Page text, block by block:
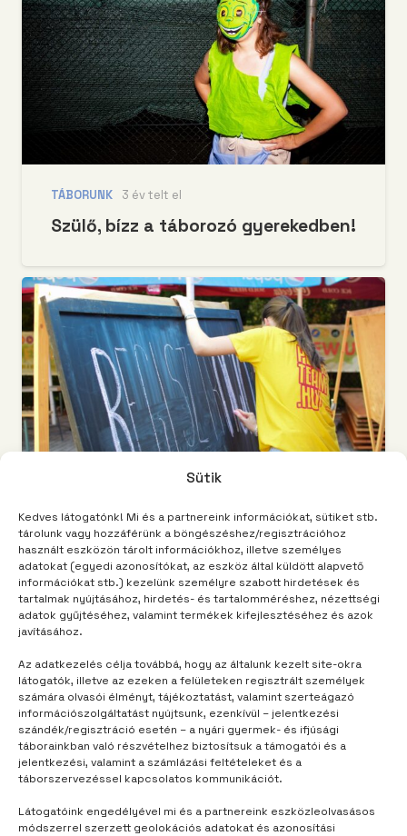
Sütik
Kedves látogatónk! Mi és a partnereink információkat, sütiket stb.
tárolunk vagy hozzáférünk a böngészéshez/regisztrációhoz
használt eszközön tárolt információkhoz, illetve személyes
adatokat (egyedi azonosítókat, az eszköz által küldött alapvető
információkat stb.) kezelünk személyre szabott hirdetések és
tartalmak nyújtásához, hirdetés- és tartalomméréshez, nézettségi
adatok gyűjtéséhez, valamint termékek kifejlesztéséhez és azok
javításához.
Az adatkezelés célja továbbá, hogy az általunk kezelt site-okra
látogatók, illetve az ezeken a felületeken regisztrált személyek
számára olvasói élményt, tájékoztatást, valamint szerteágazó
információszolgáltatást nyújtsunk, ezenkívül – jelentkezési
szándék/regisztráció esetén – a nyári gyermek- és ifjúsági
táborainkban való részvételhez biztosítsuk a támogatói és a
jelentkezési, valamint a számlázási feltételeket és a
táborszervezéssel kapcsolatos kommunikációt.
Látogatóink engedélyével mi és a partnereink eszközleolvasásos
módszerrel szerzett geolokációs adatokat és azonosítási
TÁBORUNK 3 év telt el
Szülő, bízz a táborozó gyerekedben!
TÁBORUNK 1 év telt el
Sokat tudok beszélni